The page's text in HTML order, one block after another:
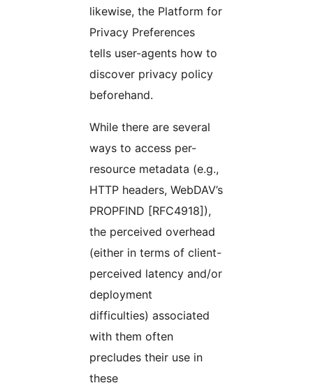
likewise, the Platform for
Privacy Preferences
tells user-agents how to
discover privacy policy
beforehand.
While there are several
ways to access per-
resource metadata (e.g.,
HTTP headers, WebDAV’s
PROPFIND [RFC4918]),
the perceived overhead
(either in terms of client-
perceived latency and/or
deployment
difficulties) associated
with them often
precludes their use in
these